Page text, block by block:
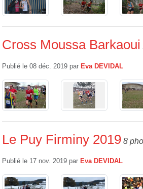
Cross Moussa Barkaoui
Publié le 08 déc. 2019 par Eva DEVIDAL
Le Puy Firminy 2019 8
Publié le 17 nov. 2019 par Eva DEVIDAL